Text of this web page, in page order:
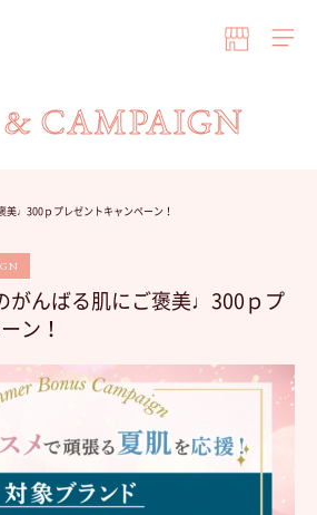
& CAMPAIGN
美♩300ｐプレゼントキャンペーン！
がんばる肌にご褒美♩300ｐプ
ン！